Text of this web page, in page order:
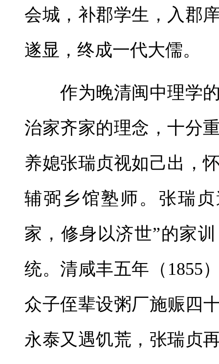
会城，补郡学生，入郡
遂显，终成一代大儒。
作为晚清闽中理学的
治家齐家的理念，十分
养媳张瑞贞视如己出，
辅弼乡馆塾师。张瑞
家，修身以济世”的家
统。清咸丰五年（1855
众子侄辈设粥厂施赈四
永泰又遇饥荒，张瑞贞